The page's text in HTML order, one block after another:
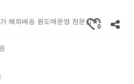
해외배송 원도매운영 전문샵★
0